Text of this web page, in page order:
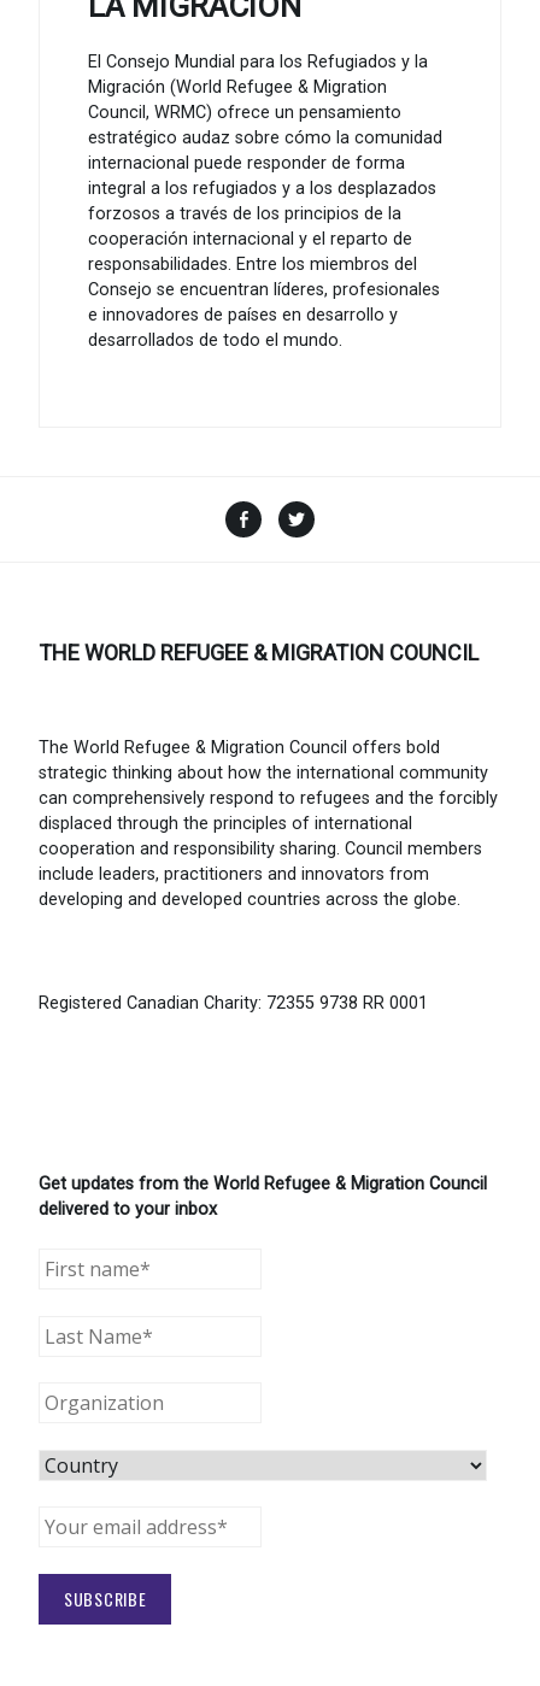
El Consejo Mundial para los Refugiados y la
Migración (World Refugee & Migration
Council, WRMC) ofrece un pensamiento
estratégico audaz sobre cómo la comunidad
internacional puede responder de forma
integral a los refugiados y a los desplazados
forzosos a través de los principios de la
cooperación internacional y el reparto de
responsabilidades. Entre los miembros del
Consejo se encuentran líderes, profesionales
e innovadores de países en desarrollo y
desarrollados de todo el mundo.
Facebook
THE WORLD REFUGEE & MIGRATION COUNCIL
The World Refugee & Migration Council offers bold
strategic thinking about how the international community
can comprehensively respond to refugees and the forcibly
displaced through the principles of international
cooperation and responsibility sharing. Council members
include leaders, practitioners and innovators from
developing and developed countries across the globe.
Registered Canadian Charity: 72355 9738 RR 0001
Get updates from the World Refugee & Migration Council
delivered to your inbox